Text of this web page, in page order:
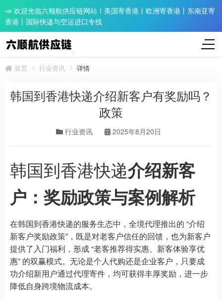
📣 欢迎光临六顺航供应链网站！美国寄香港丨欧洲寄香港丨东南亚寄
香港丨国际快递与空运进口专线
首页 行业资讯 详情
韩国到香港快递介绍新客户有奖励吗？
政策
行业资讯 2025年8月20日
韩国到香港快递介绍新客
户：奖励政策与案例解析
在韩国到香港快递的服务生态中，全境代理推出的 “介绍
新客户奖励政策”，既是对老客户信任的回馈，也为新客户
提供了入门福利，形成 “老客推荐得实惠、新客体验享优
惠” 的双赢模式。无论是个人代购还是企业客户，只要成
功介绍新用户通过代理寄件，均可获得丰厚奖励，进一步
降低自身跨境物流成本。